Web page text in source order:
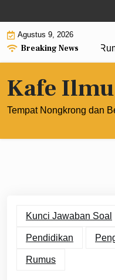
to
contentAgustus 9, 2026
Breaking News
0: Pengertian,
Kafe Ilmu
Tempat Nongkrong dan
Kunci Jawaban Soal
Pendidikan
Rumus